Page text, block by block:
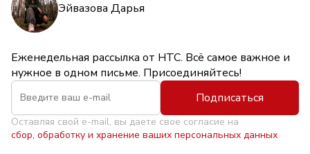
Эйвазова Дарья
Еженедельная рассылка от НТС. Всё самое важное и
нужное в одном письме. Присоединяйтесь!
Подписаться
Оставляя свой e-mail, вы даете свое согласие на
сбор, обработку и хранение ваших персональных данных